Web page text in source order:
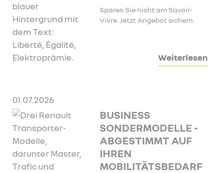
Sparen Sie nicht am Savoir-
Vivre. Jetzt Angebot sichern.
Weiterlesen
01.07.2026
BUSINESS
SONDERMODELLE -
ABGESTIMMT AUF
IHREN
MOBILITÄTSBEDARF